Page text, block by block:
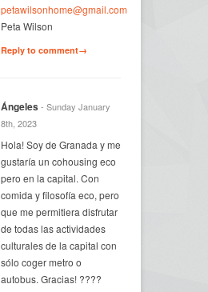
petawilsonhome@gmail.com
Peta Wilson
Reply to comment→
Ángeles - Sunday January
8th, 2023
Hola! Soy de Granada y me
gustaría un cohousing eco
pero en la capital. Con
comida y filosofía eco, pero
que me permitiera disfrutar
de todas las actividades
culturales de la capital con
sólo coger metro o
autobus. Gracias! ????